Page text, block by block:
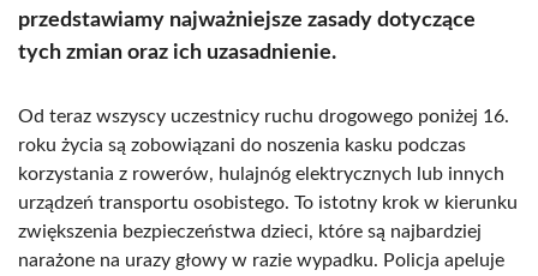
przedstawiamy najważniejsze zasady dotyczące
tych zmian oraz ich uzasadnienie.
Od teraz wszyscy uczestnicy ruchu drogowego poniżej 16.
roku życia są zobowiązani do noszenia kasku podczas
korzystania z rowerów, hulajnóg elektrycznych lub innych
urządzeń transportu osobistego. To istotny krok w kierunku
zwiększenia bezpieczeństwa dzieci, które są najbardziej
narażone na urazy głowy w razie wypadku. Policja apeluje